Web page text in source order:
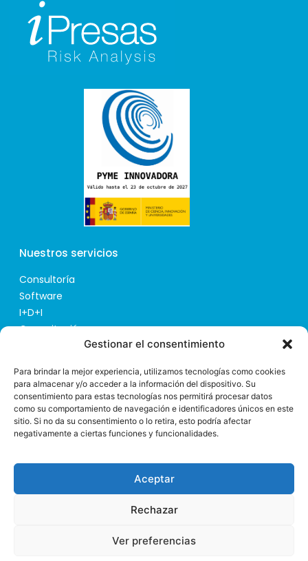
Gestionar el consentimiento
Para brindar la mejor experiencia, utilizamos tecnologías como cookies
para almacenar y/o acceder a la información del dispositivo. Su
consentimiento para estas tecnologías nos permitirá procesar datos
como su comportamiento de navegación e identificadores únicos en este
sitio. Si no da su consentimiento o lo retira, esto podría afectar
negativamente a ciertas funciones y funcionalidades.
Aceptar
Rechazar
Ver preferencias
Nuestros servicios
Consultoría
Software
I+D+I
Capacitación
Consultoría Presas de Relaves
Contacto
> Plaza Semana Santa Marinera 2, 3ª pta. 3 46011
(Valencia)
> +34 960 083 245
> info@ipresas.com
iPresas © Todos los derechos reservadosPolítica de privacidad